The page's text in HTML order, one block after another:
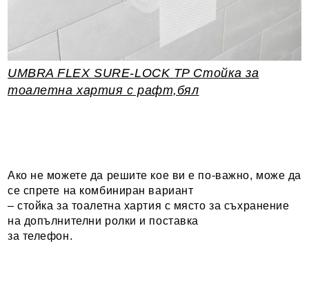
UMBRA FLEX SURE-LOCK TP Стойка за
тоалетна хартия с рафт,бял
Ако не можете да решите кое ви е по-важно, може да
се спрете на комбиниран вариант
– стойка за тоалетна хартия с място за съхранение
на допълнителни ролки и поставка
за телефон.